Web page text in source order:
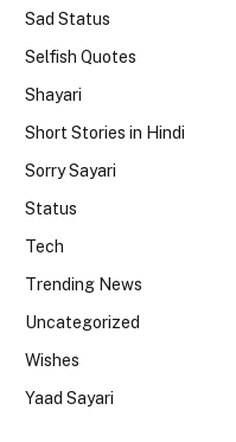
Sad Status
Selfish Quotes
Shayari
Short Stories in Hindi
Sorry Sayari
Status
Tech
Trending News
Uncategorized
Wishes
Yaad Sayari